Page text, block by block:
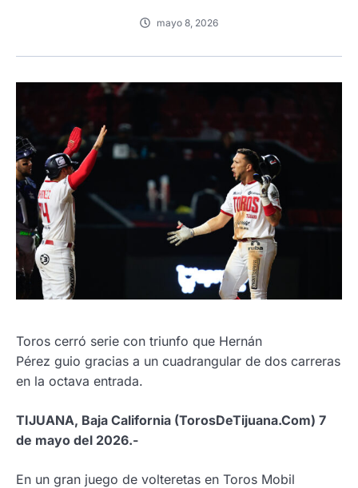
mayo 8, 2026
Toros cerró serie con triunfo que Hernán
Pérez guio gracias a un cuadrangular de dos carreras
en la octava entrada.
TIJUANA, Baja California (TorosDeTijuana.Com) 7
de mayo del 2026.-
En un gran juego de volteretas en Toros Mobil